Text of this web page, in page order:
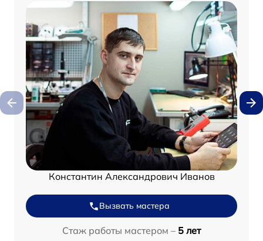
Константин Александрович Иванов
Вызвать мастера
Стаж работы мастером – 5 лет